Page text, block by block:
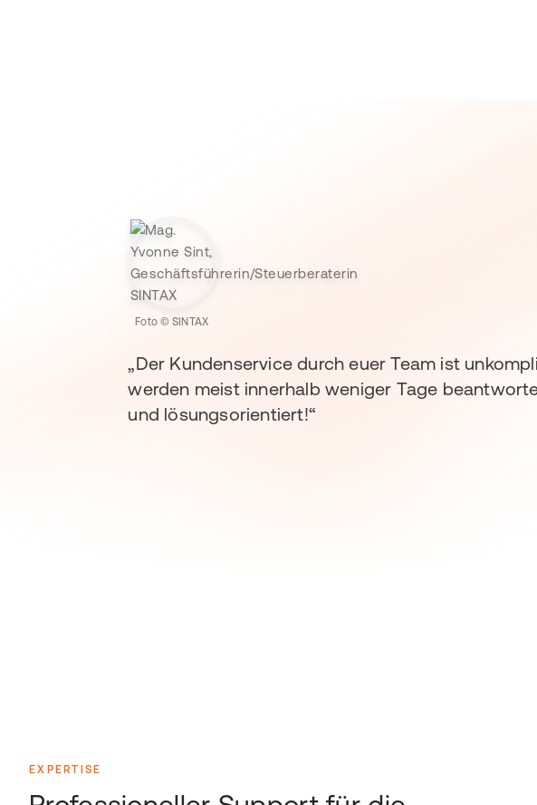
Foto © SINTAX
„Der Kundenservice durch euer Team ist
werden meist innerhalb weniger Tage
und lösungsorientiert!“
EXPERTISE